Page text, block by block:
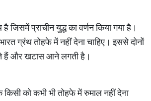
जिसमें प्राचीन युद्ध का वर्णन किया गया है।
ग्रंथ तोहफे में नहीं देना चाहिए। इससे दोनों
हैं और खटास आने लगती है।
किसी को कभी भी तोहफे में रुमाल नहीं देना